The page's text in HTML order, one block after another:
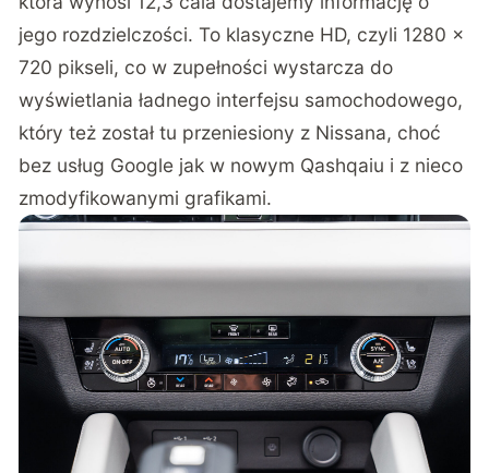
jego rozdzielczości. To klasyczne HD, czyli 1280 x
720 pikseli, co w zupełności wystarcza do
wyświetlania ładnego interfejsu samochodowego,
który też został tu przeniesiony z Nissana, choć
bez usług Google jak w nowym Qashqaiu i z nieco
zmodyfikowanymi grafikami.